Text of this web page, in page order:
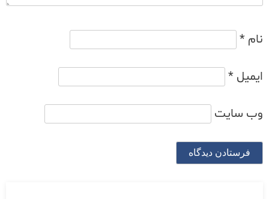
نام *
ایمیل *
وب‌ سایت